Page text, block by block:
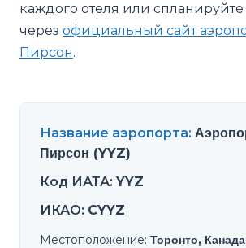
каждого отеля или
через официальный сайт
Пирсон.
Название аэропорта:
Пирсон (YYZ)
Код ИАТА: YYZ
ИКАО: CYYZ
Местоположение: Торонто, Канада